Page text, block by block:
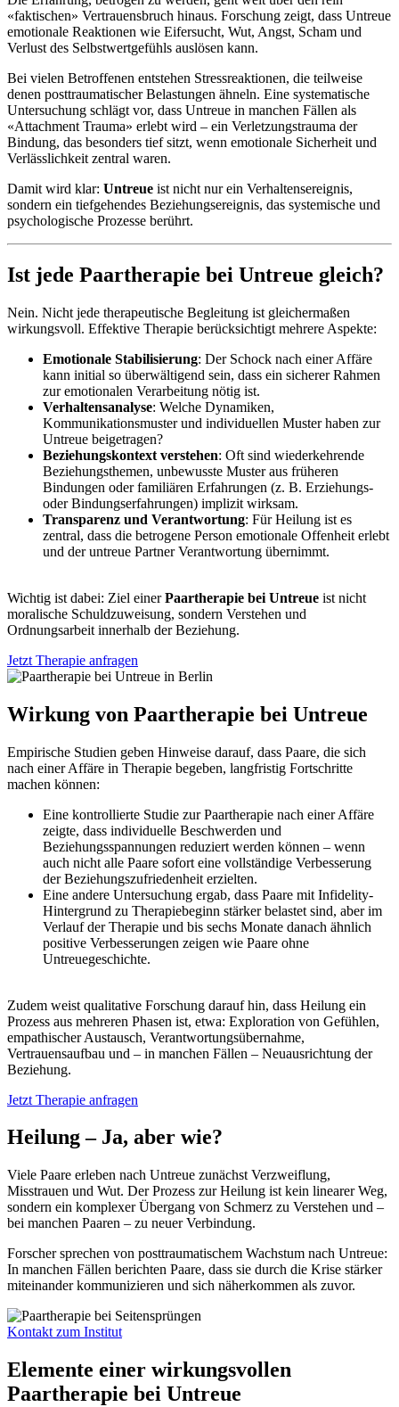
«faktischen» Vertrauensbruch hinaus. Forschung zeigt, dass Untreue
emotionale Reaktionen wie Eifersucht, Wut, Angst, Scham und
Verlust des Selbstwertgefühls auslösen kann.
Bei vielen Betroffenen entstehen Stressreaktionen, die teilweise
denen posttraumatischer Belastungen ähneln. Eine systematische
Untersuchung schlägt vor, dass Untreue in manchen Fällen als
«Attachment Trauma» erlebt wird – ein Verletzungstrauma der
Bindung, das besonders tief sitzt, wenn emotionale Sicherheit und
Verlässlichkeit zentral waren.
Damit wird klar: Untreue ist nicht nur ein Verhaltensereignis,
sondern ein tiefgehendes Beziehungsereignis, das systemische und
psychologische Prozesse berührt.
Ist jede Paartherapie bei Untreue gleich?
Nein. Nicht jede therapeutische Begleitung ist gleichermaßen
wirkungsvoll. Effektive Therapie berücksichtigt mehrere Aspekte:
Emotionale Stabilisierung: Der Schock nach einer Affäre
kann initial so überwältigend sein, dass ein sicherer Rahmen
zur emotionalen Verarbeitung nötig ist.
Verhaltensanalyse: Welche Dynamiken,
Kommunikationsmuster und individuellen Muster haben zur
Untreue beigetragen?
Beziehungskontext verstehen: Oft sind wiederkehrende
Beziehungsthemen, unbewusste Muster aus früheren
Bindungen oder familiären Erfahrungen (z. B. Erziehungs-
oder Bindungserfahrungen) implizit wirksam.
Transparenz und Verantwortung: Für Heilung ist es
zentral, dass die betrogene Person emotionale Offenheit erlebt
und der untreue Partner Verantwortung übernimmt.
Wichtig ist dabei: Ziel einerPaartherapie bei Untreue ist nicht
moralische Schuldzuweisung, sondern Verstehen und
Ordnungsarbeit innerhalb der Beziehung.
Jetzt Therapie anfragen
Wirkung von Paartherapie bei Untreue
Empirische Studien geben Hinweise darauf, dass Paare, die sich
nach einer Affäre in Therapie begeben, langfristig Fortschritte
machen können:
Eine kontrollierte Studie zur Paartherapie nach einer Affäre
zeigte, dass individuelle Beschwerden und
Beziehungsspannungen reduziert werden können – wenn
auch nicht alle Paare sofort eine vollständige Verbesserung
der Beziehungszufriedenheit erzielten.
Eine andere Untersuchung ergab, dass Paare mit Infidelity-
Hintergrund zu Therapiebeginn stärker belastet sind, aber im
Verlauf der Therapie und bis sechs Monate danach ähnlich
positive Verbesserungen zeigen wie Paare ohne
Untreuegeschichte.
Zudem weist qualitative Forschung darauf hin, dass Heilung ein
Prozess aus mehreren Phasen ist, etwa: Exploration von Gefühlen,
empathischer Austausch, Verantwortungsübernahme,
Vertrauensaufbau und – in manchen Fällen – Neuausrichtung der
Beziehung.
Jetzt Therapie anfragen
Heilung – Ja, aber wie?
Viele Paare erleben nach Untreue zunächst Verzweiflung,
Misstrauen und Wut. Der Prozess zur Heilung ist kein linearer Weg,
sondern ein komplexer Übergang von Schmerz zu Verstehen und –
bei manchen Paaren – zu neuer Verbindung.
Forscher sprechen von posttraumatischem Wachstum nach Untreue:
In manchen Fällen berichten Paare, dass sie durch die Krise stärker
miteinander kommunizieren und sich näherkommen als zuvor.
Kontakt zum Institut
Elemente einer wirkungsvollen
Paartherapie bei Untreue